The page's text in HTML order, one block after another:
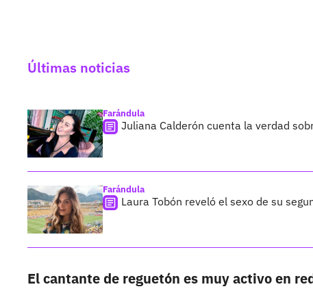
Últimas noticias
Farándula
Juliana Calderón cuenta la verdad
Farándula
Laura Tobón reveló el sexo de su
El cantante de reguetón es muy activo en